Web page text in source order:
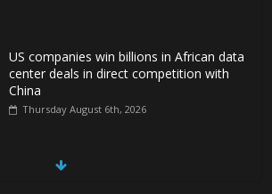
US companies win billions in African data
center deals in direct competition with
China
Thursday August 6th, 2026
China, Russia, Iran and North Korea